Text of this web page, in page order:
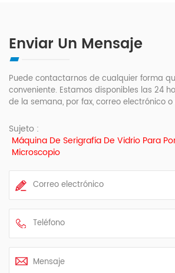
Enviar Un Mensaje
Puede contactarnos de cualquier forma
conveniente. Estamos disponibles las 24
de la semana, por fax, correo electrónico o
Sujeto :
Máquina De Serigrafía De Vidrio Para
Microscopio